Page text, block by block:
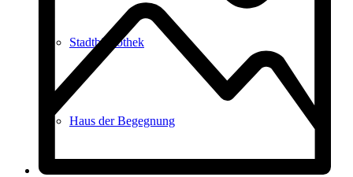
Stadtbibliothek
Haus der Begegnung